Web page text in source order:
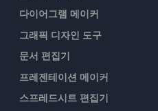
다이어그램 메이커
그래픽 디자인 도구
문서 편집기
프레젠테이션 메이커
스프레드시트 편집기